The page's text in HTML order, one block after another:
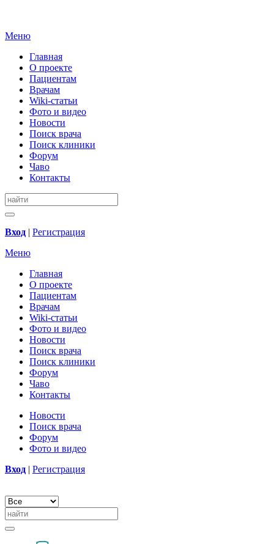
Меню
Главная
О проекте
Пациентам
Врачам
Wiki-статьи
Фото и видео
Новости
Поиск врача
Поиск клиники
Форум
Чаво
Контакты
Вход | Регистрация
Меню
Главная
О проекте
Пациентам
Врачам
Wiki-статьи
Фото и видео
Новости
Поиск врача
Поиск клиники
Форум
Чаво
Контакты
Новости
Поиск врача
Форум
Фото и видео
Вход | Регистрация